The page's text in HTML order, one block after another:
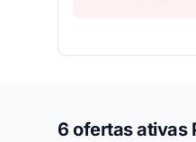
6 ofertas ativas